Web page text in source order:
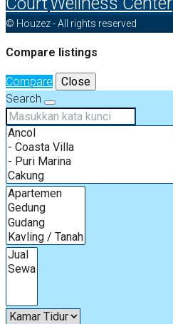
© Houzez - All rights reserved
Compare listings
Compare
Close
Search